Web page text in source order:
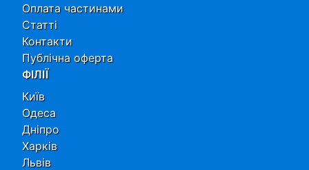
Оплата частинами
Статті
Контакти
Публічна оферта
ФІЛІЇ
Київ
Одеса
Дніпро
Харків
Львів